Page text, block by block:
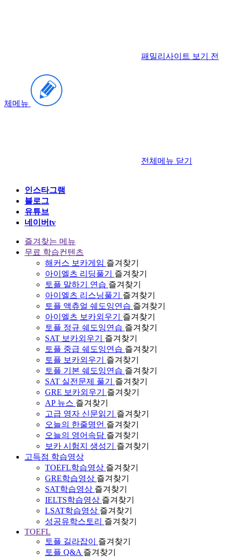
패밀리사이트 보기 전
체메뉴
전체메뉴 닫기
인스타그램
블로그
유튜브
네이버tv
즐겨찾는 메뉴
무료 학습컨텐츠
해커스 보카게임 즐겨찾기
아이엘츠 리딩풀기
즐겨찾기
토플 말하기 연습 즐겨찾기
아이엘츠 리스닝풀기
즐겨찾기
토플 액츄얼 쉐도잉연습 즐겨찾기
아이엘츠 보카외우기
즐겨찾기
토플 정규 쉐도잉연습 즐겨찾기
SAT 보카외우기
즐겨찾기
토플 중급 쉐도잉연습 즐겨찾기
토플 보카외우기
즐겨찾기
토플 기본 쉐도잉연습 즐겨찾기
SAT 실전문제 풀기
즐겨찾기
GRE 보카외우기
즐겨찾기
AP 뉴스 즐겨찾기
고급 영자 신문읽기
즐겨찾기
오늘의 한줄명언 즐겨찾기
오늘의 영어속담 즐겨찾기
보카 시험지 생성기
즐겨찾기
고득점 학습영상
TOEFL학습영상 즐겨찾기
GRE학습영상 즐겨찾기
SAT학습영상 즐겨찾기
IELTS학습영상 즐겨찾기
LSAT학습영상 즐겨찾기
성공유학스토리 즐겨찾기
TOEFL
토플 길라잡이
즐겨찾기
토플 Q&A 즐겨찾기